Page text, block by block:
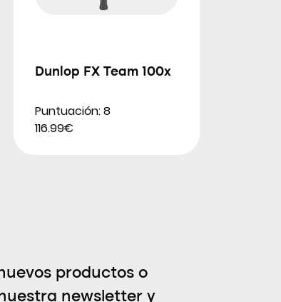
Dunlop FX Team 100x
Puntuación: 8
116.99€
productos o
newsletter y